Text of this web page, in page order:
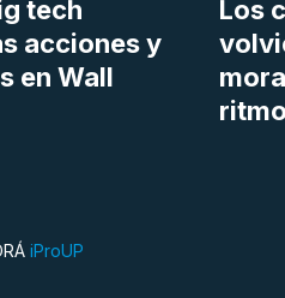
tech
acciones y
en Wall
Los
iProUP